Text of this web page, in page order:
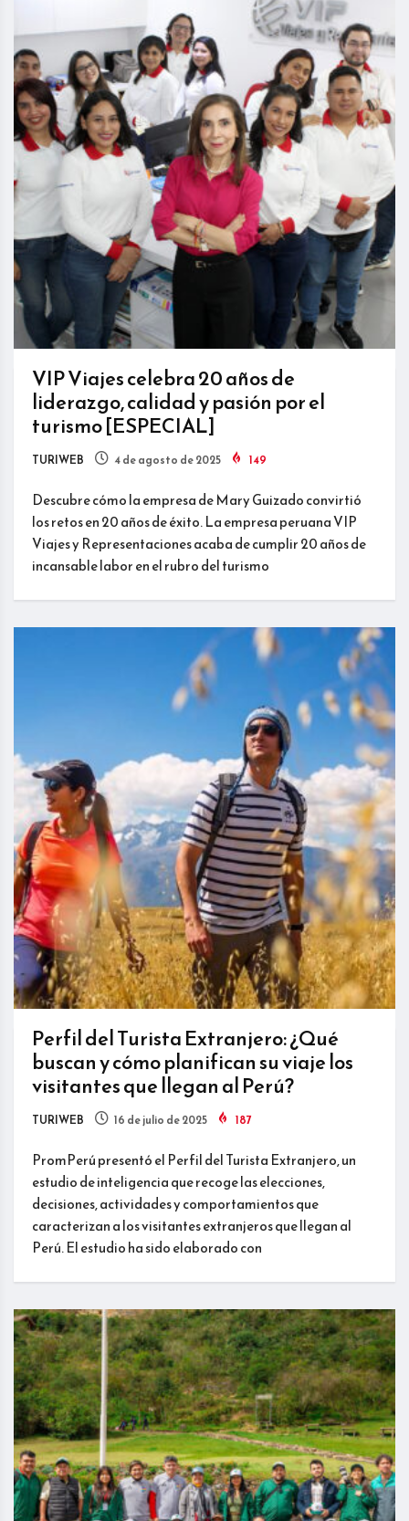
VIP Viajes celebra 20 años de
liderazgo, calidad y pasión por el
turismo [ESPECIAL]
TURIWEB 4 de agosto de 2025 149
Descubre cómo la empresa de Mary Guizado convirtió
los retos en 20 años de éxito. La empresa peruana VIP
Viajes y Representaciones acaba de cumplir 20 años de
incansable labor en el rubro del turismo
Perfil del Turista Extranjero: ¿Qué
buscan y cómo planifican su viaje los
visitantes que llegan al Perú?
TURIWEB 16 de julio de 2025 187
PromPerú presentó el Perfil del Turista Extranjero, un
estudio de inteligencia que recoge las elecciones,
decisiones, actividades y comportamientos que
caracterizan a los visitantes extranjeros que llegan al
Perú. El estudio ha sido elaborado con